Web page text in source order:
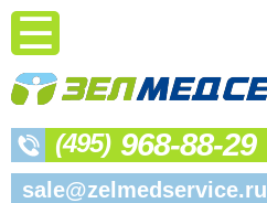
(495) 968-88-29
sale@zelmedservice.ru